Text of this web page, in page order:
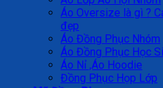
Áo Oversize là gì ?
đẹp
Áo Đồng Phục Nhóm
Áo Đồng Phục Học
Áo Nỉ ,Áo Hoodie
Đồng Phục Họp Lớp